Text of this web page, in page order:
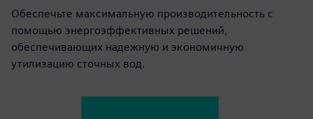
Обеспечьте максимальную производительность с
помощью энергоэффективных решений,
обеспечивающих надежную и экономичную
утилизацию сточных вод.